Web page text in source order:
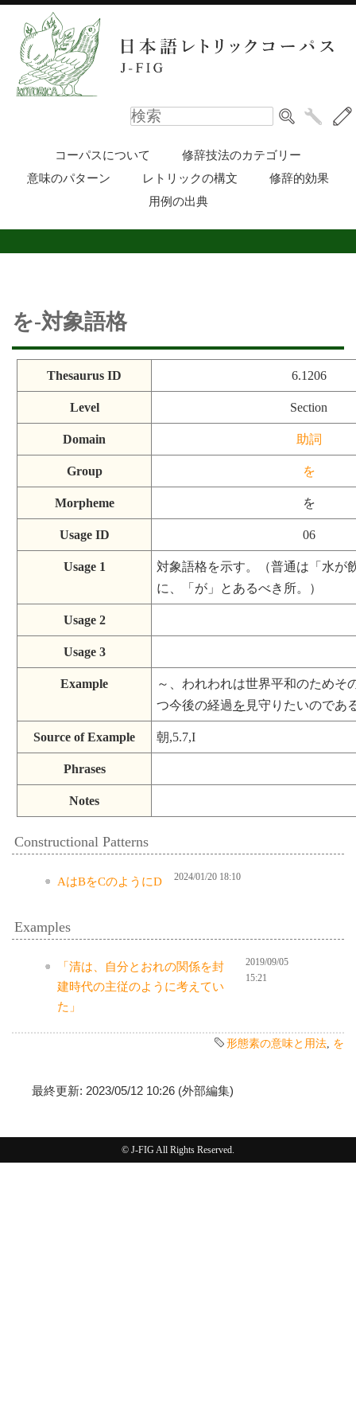
コーパスについて
修辞技法のカテゴリー
意味のパターン
レトリックの構文
修辞的効果
用例の出典
を-対象語格
Thesaurus ID 6.1206
Level Section
Domain 助詞
Group を
Morpheme を
Usage ID 06
Usage 1
対象語格を示す。（普通は「水が
に、「が」とあるべき所。）
Usage 2
Usage 3
Example
～、われわれは世界平和のためそ
つ今後の経過 を 見守りたいのであ
Source of Example 朝,5.7,I
Phrases
Notes
Constructional Patterns
AはBをCのようにD 2024/01/20 18:10
Examples
「清は、自分とおれの関係を封
建時代の主従のように考えてい
た」
2019/09/05
15:21
形態素の意味と用法 を
最終更新: 2023/05/12 10:26 (外部編集)
© J-FIG All Rights Reserved.